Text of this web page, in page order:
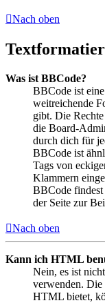
Nach oben
Was ist BBCode?
BBCode ist
weitreichende
gibt. Die
die Board-
durch dich für
BBCode ist
Tags von
Klammern
BBCode findest
der Seite zur
Nach oben
Kann ich HTML
Nein, es ist
verwenden. Die
HTML bietet,